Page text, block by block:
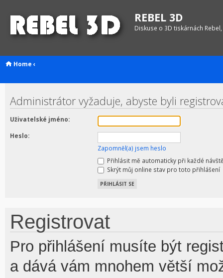
REBEL 3D
Diskuse o 3D tiskárnách
Home ‹
Administrátor vyžaduje, abyste byli
Uživatelské jméno:
Heslo:
Zapomněl(a) jsem heslo
Přihlásit mě automaticky při každé
Skrýt můj online stav pro toto přihlášení
Registrovat
Pro přihlášení musíte být
a dává vám mnohem větší